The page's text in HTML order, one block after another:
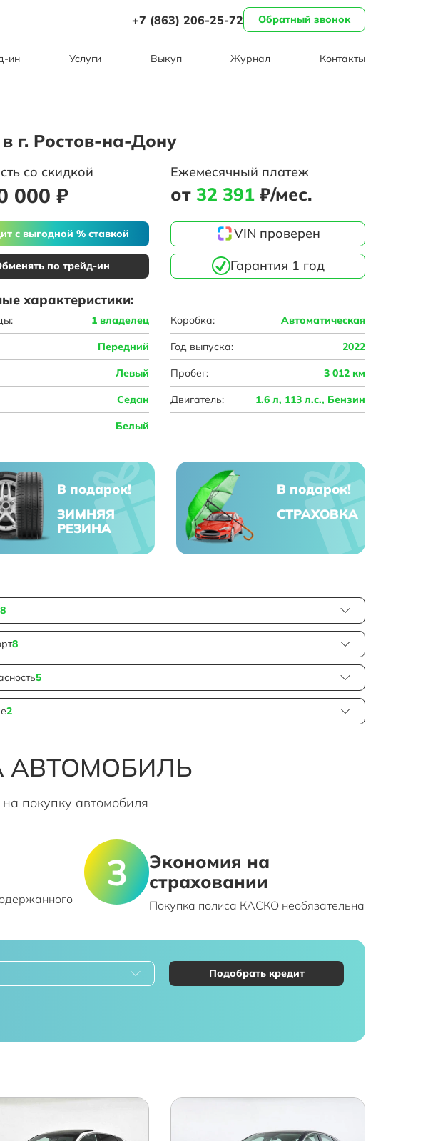
+7 (863) 206-25-72 Обратный звонок
ин Услуги Выкуп Журнал Контакты
г. Ростов-на-Дону
со скидкой
000 ₽
Ежемесячный платеж
от 32 391 ₽/мес.
с выгодной % ставкой
по трейд-ин
VIN проверен
Гарантия 1 год
характеристики:
1 владелец Коробка: Автоматическая
Передний Год выпуска: 2022
Левый Пробег: 3 012 км
Седан Двигатель: 1.6 л, 113 л.с., Бензин
Белый
В подарок!
ЗИМНЯЯ
РЕЗИНА
В подарок!
СТРАХОВКА
8
8
5
2
АВТОМОБИЛЬ
покупку автомобиля
Экономия на
страховании
Покупка полиса КАСКО необязательна
Подобрать кредит